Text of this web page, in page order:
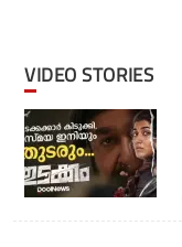
VIDEO STORIES